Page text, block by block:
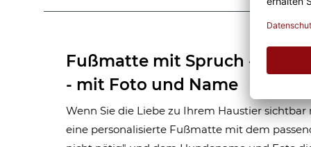
Fußmatte mit Spruch -
- mit Foto und Name
Wenn Sie die Liebe zu Ihrem Haustier
eine personalisierte Fußmatte mit dem